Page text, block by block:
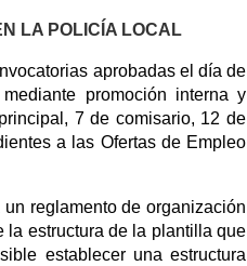
LA POLICÍA LOCAL
aprobadas el día de
promoción interna y
7 de comisario, 12 de
a las Ofertas de Empleo
reglamento de organización
la estructura de la plantilla que
establecer una estructura